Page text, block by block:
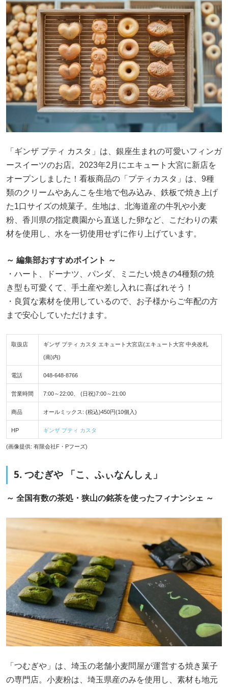
「ギンザ プティ カスタ」は、銀座生まれの可愛いフィンガ
ースイーツのお店。2023年2月にエキュート大宮に新店を
オープンしました！看板商品の「プティカスタ」は、9種
類のクリームやあんこを生地で包み込み、鉄板で焼き上げ
た1口サイズの焼菓子。生地は、北海道産の牛乳や小麦
粉、香川県の指定農園から直送した卵など、こだわりの素
材を使用し、水を一切使用せずに作り上げています。
～ 編集部おすすめポイント ～
・ハート、ドーナツ、パンダ、ミニたい焼きの4種類の焼
き型も可愛くて、手土産や差し入れに喜ばれそう！
・良質な素材を使用しているので、お子様からご年配の方
まで安心していただけます。
取扱店 ギンザ プティ カスタ エキュート大宮店(エキュート大宮 中央改札
(南)内)
電話 048-648-8766
営業時間 7:00～22:00、 (日祝)7:00～21:00
商品 オールミックス: (税込)450円(10個入)
HP ギンザ プティ カスタ
(画像提供: 有限会社F・Pフーズ)
5. つむぎや 「こ、ふぃなんしぇ」
～ 全国有数の茶処・狭山の銘茶を使ったフィナンシェ ～
「つむぎや」は、埼玉の老舗小麦問屋が運営する焼き菓子
の専門店。小麦粉は、埼玉県産のみを使用し、素材も地元